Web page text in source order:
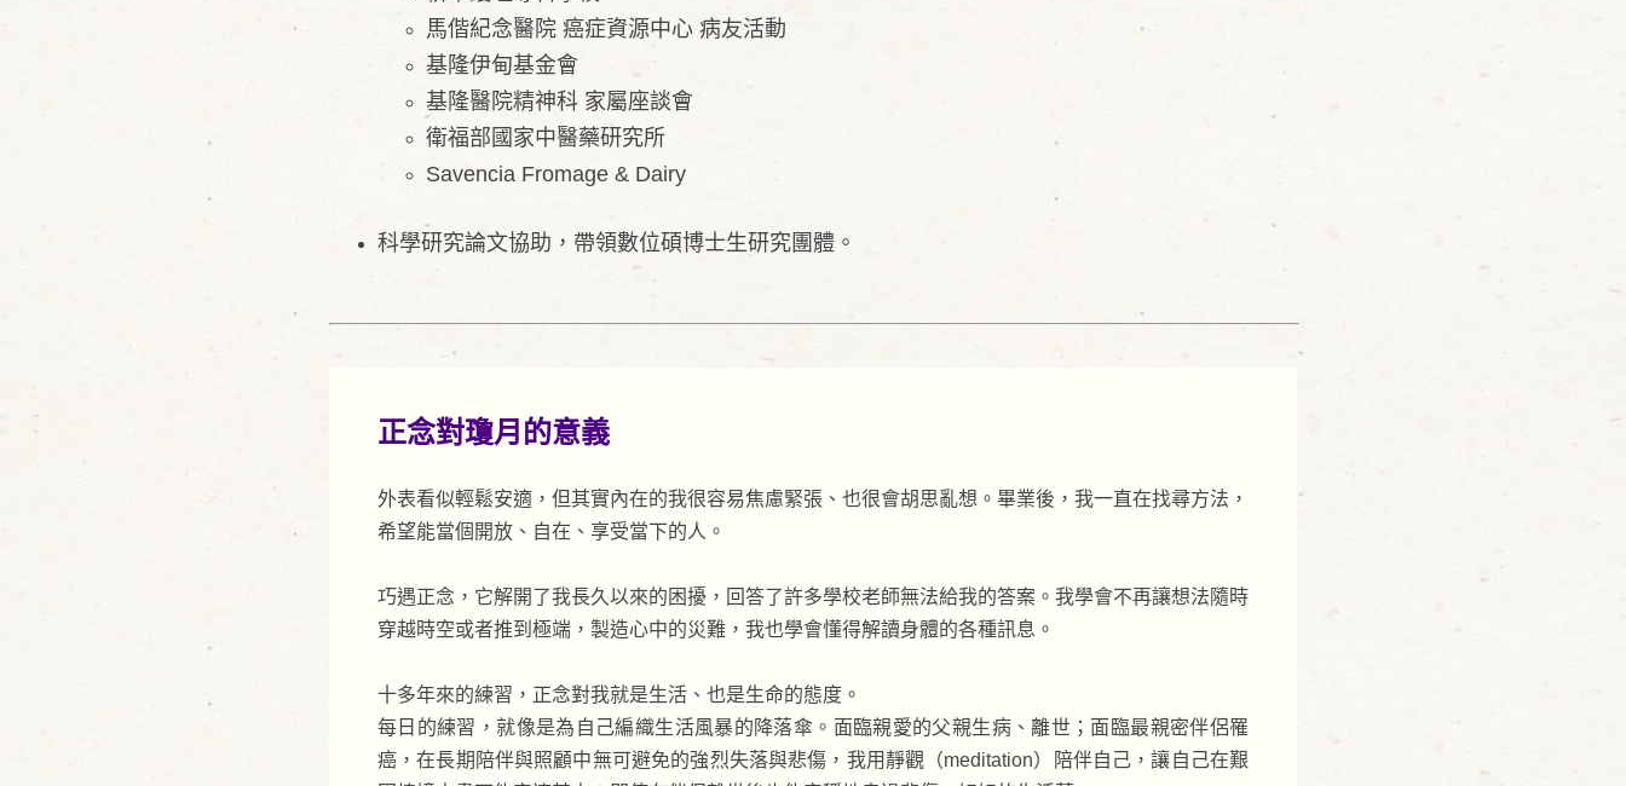
馬偕紀念醫院 癌症資源中心 病友活動
基隆伊甸基金會
基隆醫院精神科 家屬座談會
衛福部國家中醫藥研究所
Savencia Fromage & Dairy
​科學研究論文協助，帶領數位碩博士生研究團體。
正念對瓊月的意義
外表看似輕鬆安適，但其實內在的我很容易焦慮緊張、也很會胡思亂想。畢業後，我一直在找尋方法，
希望能當個開放、自在、享受當下的人。
巧遇正念，它解開了我長久以來的困擾，回答了許多學校老師無法給我的答案。我學會不再讓想法隨時
穿越時空或者推到極端，製造心中的災難，我也學會懂得解讀身體的各種訊息。
十多年來的練習，正念對我就是生活、也是生命的態度。
每日的練習，就像是為自己編織生活風暴的降落傘。面臨親愛的父親生病、離世；面臨最親密伴侶罹
癌，在長期陪伴與照顧中無可避免的強烈失落與悲傷，我用靜觀（meditation）陪伴自己，讓自己在艱